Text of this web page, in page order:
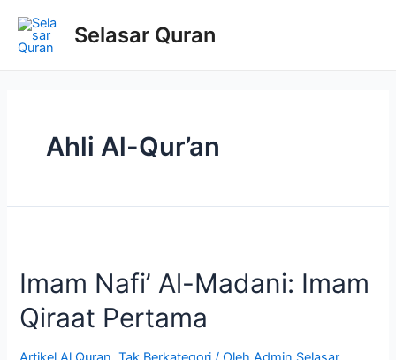
Selasar Quran
Ahli Al-Qur’an
Imam Nafi’ Al-Madani: Imam
Qiraat Pertama